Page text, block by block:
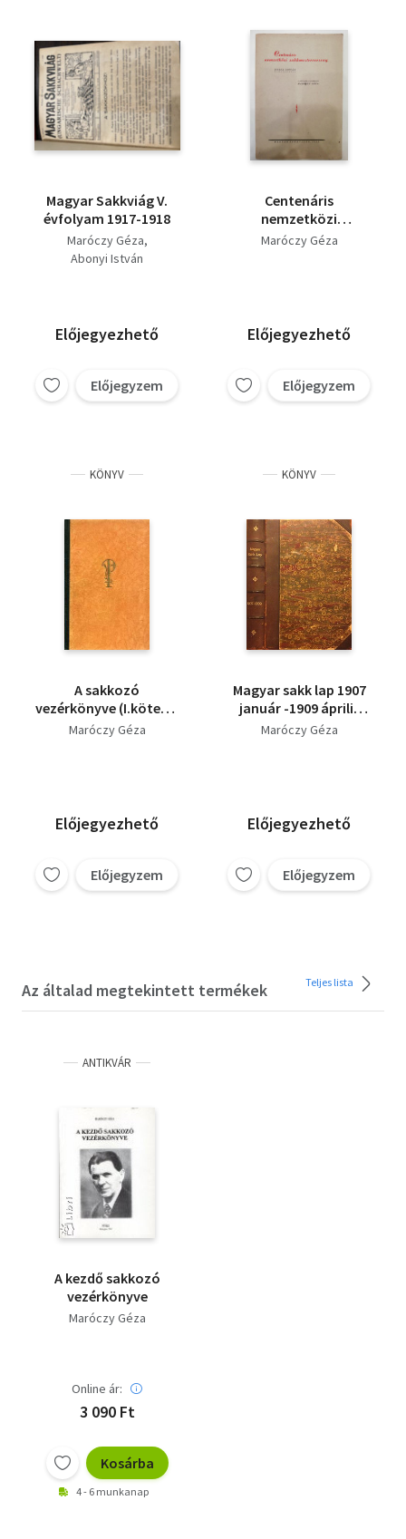
Magyar Sakkviág V.
évfolyam 1917-1918
Maróczy Géza
Abonyi István
Előjegyezhető
Előjegyzem
Centenáris
nemzetközi
sakkmesterverseny
Maróczy Géza
Előjegyezhető
Előjegyzem
KÖNYV
A sakkozó
vezérkönyve (I.kötet) -
Amatőr sakkelmélet
Maróczy Géza
Előjegyezhető
Előjegyzem
KÖNYV
Magyar sakk lap 1907
január -1909 április
(egybekötve)
Maróczy Géza
Előjegyezhető
Előjegyzem
Az általad megtekintett termékek Teljes lista
ANTIKVÁR
A kezdő sakkozó
vezérkönyve
Maróczy Géza
Online ár:
3 090 Ft
Kosárba
4 - 6 munkanap